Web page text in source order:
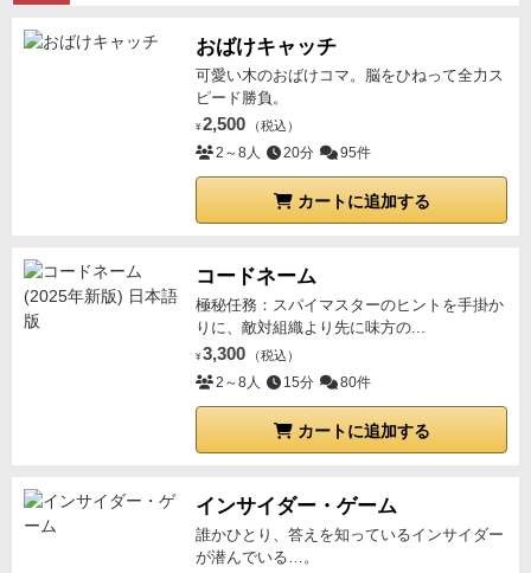
おばけキャッチ
可愛い木のおばけコマ。脳をひねって全力ス
ピード勝負。
¥ 2,500 （税込）
2～8人 20分 95件
カートに追加する
コードネーム
極秘任務：スパイマスターのヒントを手掛か
りに、敵対組織より先に味方の...
¥ 3,300 （税込）
2～8人 15分 80件
カートに追加する
インサイダー・ゲーム
誰かひとり、答えを知っているインサイダー
が潜んでいる…。